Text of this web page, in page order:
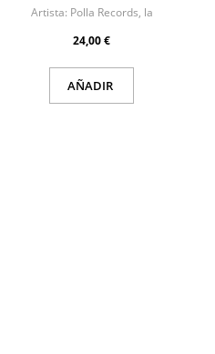
Artista: Polla Records, la
24,00 €
AÑADIR